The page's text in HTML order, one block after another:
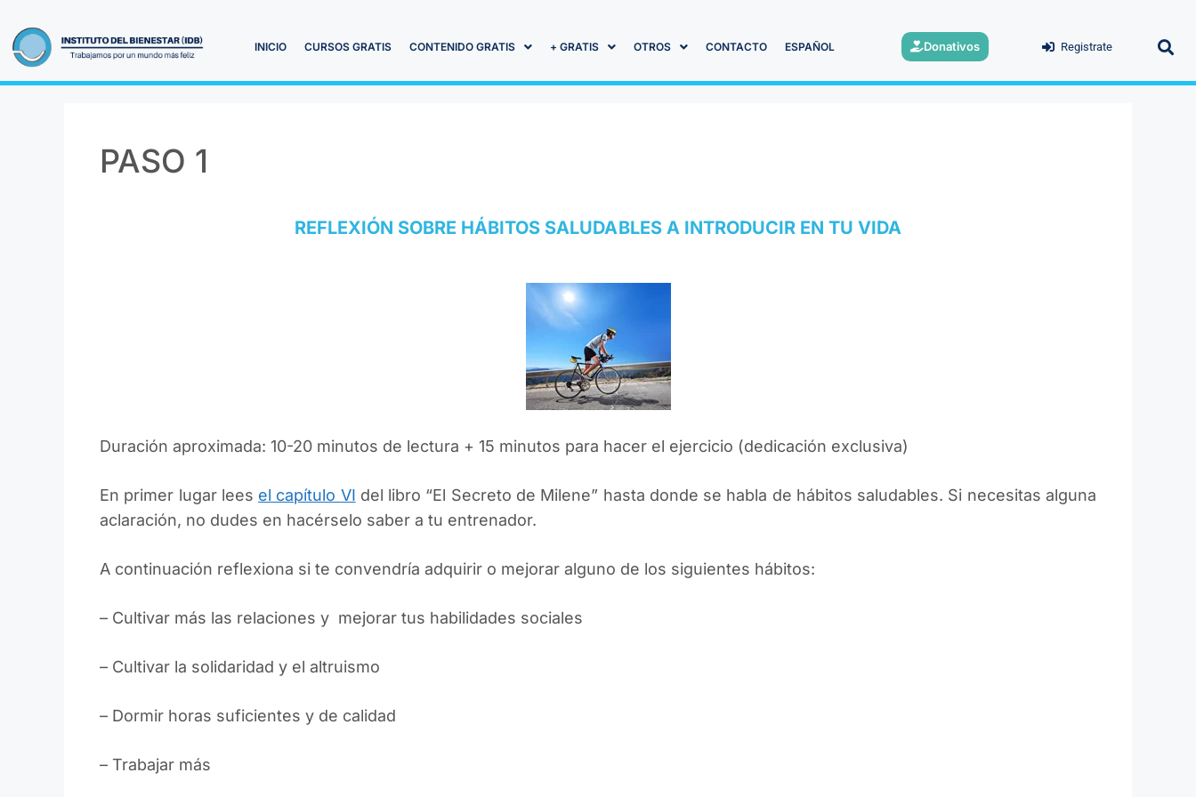
INICIO CURSOS GRATIS CONTENIDO GRATIS + GRATIS OTROS CONTACTO ESPAÑOL Donativos Registrate
PASO 1
REFLEXIÓN SOBRE HÁBITOS SALUDABLES A INTRODUCIR EN TU VIDA
Duración aproximada: 10-20 minutos de lectura + 15 minutos para hacer el ejercicio (dedicación exclusiva)
En primer lugar lees el capítulo VI del libro “El Secreto de Milene” hasta donde se habla de hábitos saludables. Si necesitas alguna
aclaración, no dudes en hacérselo saber a tu entrenador.
A continuación reflexiona si te convendría adquirir o mejorar alguno de los siguientes hábitos:
– Cultivar más las relaciones y mejorar tus habilidades sociales
– Cultivar la solidaridad y el altruismo
– Dormir horas suficientes y de calidad
– Trabajar más